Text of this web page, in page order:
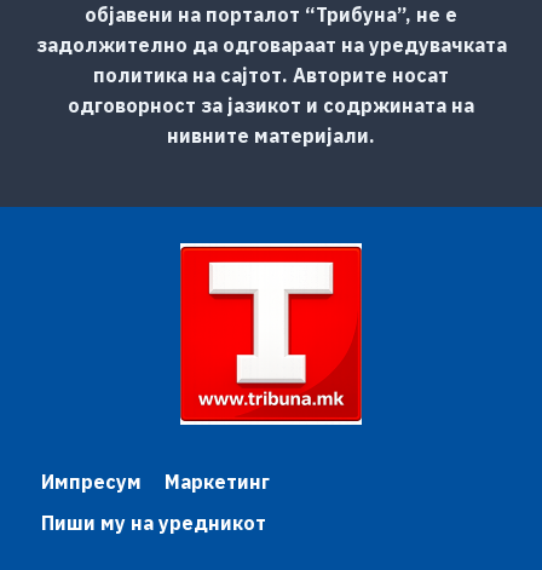
објавени на порталот “Трибуна”, не е
задолжително да одговараат на уредувачката
политика на сајтот. Авторите носат
одговорност за јазикот и содржината на
нивните материјали.
Импресум
Маркетинг
Пиши му на уредникот